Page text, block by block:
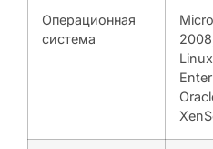
Операционная
система